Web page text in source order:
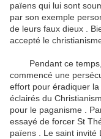
païens qui lui sont
par son exemple
de leurs faux dieux .
accepté le christianisme
Pendant ce temps,
commencé une
effort pour éradiquer
éclairés du
pour le paganisme .
essayé de forcer St
païens .
Le saint invité